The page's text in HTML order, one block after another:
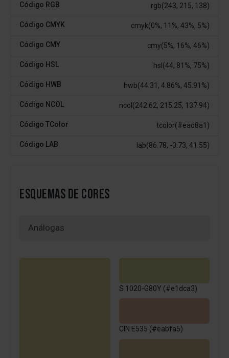
Código RGB rgb(243, 215, 138)
Código CMYK cmyk(0%, 11%, 43%, 5%)
Código CMY cmy(5%, 16%, 46%)
Código HSL hsl(44, 81%, 75%)
Código HWB hwb(44.31, 4.86%, 45.91%)
Código NCOL ncol(242.62, 215.25, 137.94)
Código TColor tcolor(#ead8a1)
Código LAB lab(86.78, -0.73, 41.55)
ESQUEMAS DE CORES
S 1020-G80Y (#e1dca3)
CIN E535 (#eabfa5)